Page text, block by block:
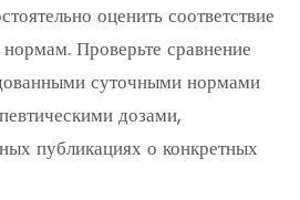
оценить соответствие
Проверьте сравнение
суточными нормами
дозами,
публикациях о конкретных